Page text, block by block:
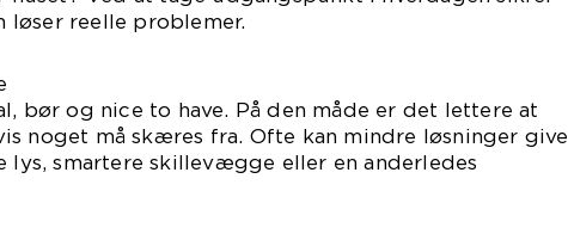
løser reelle problemer.
bør og nice to have. På den måde er det lettere at
noget må skæres fra. Ofte kan mindre løsninger give
smartere skillevægge eller en anderledes